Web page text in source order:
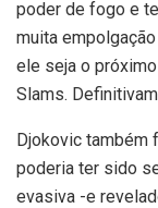
poder de fogo e
muita
ele seja o
Slams.
Djokovic também
poderia ter sido
evasiva -e